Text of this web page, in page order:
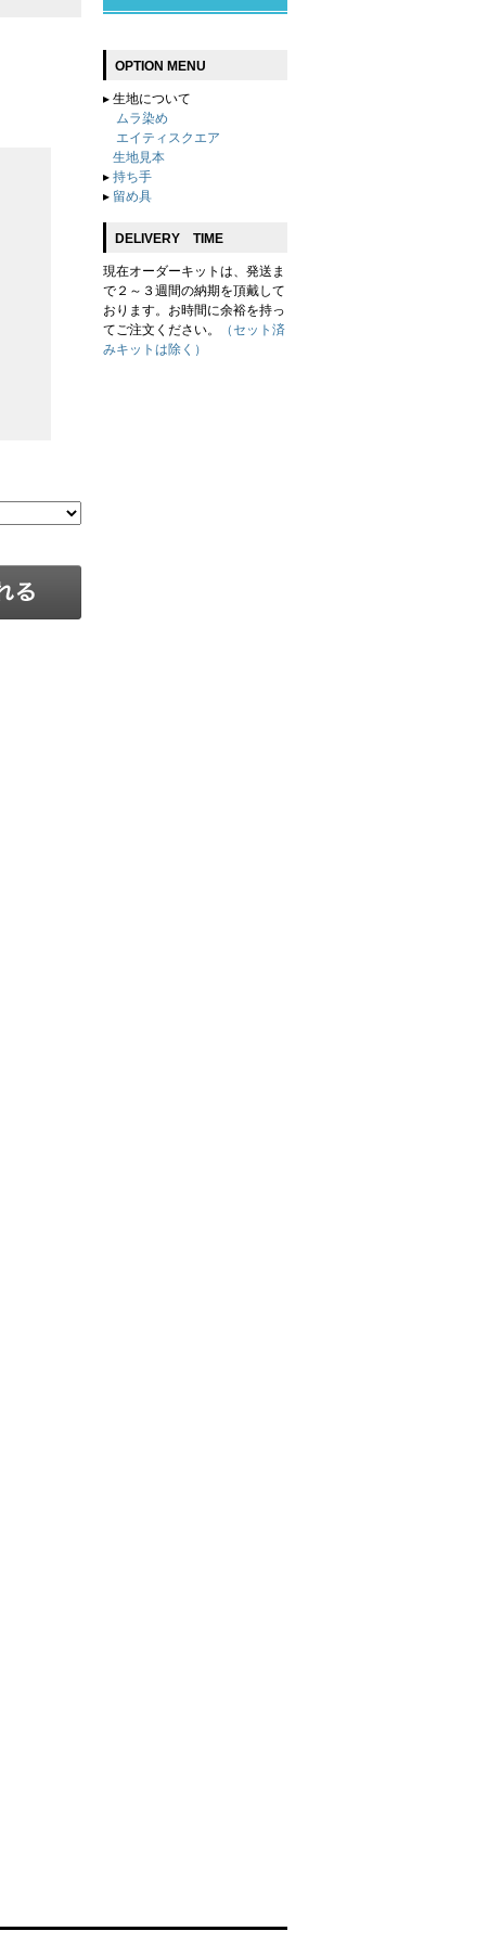
OPTION MENU
▸ 生地について
ムラ染め
エイティスクエア
生地見本
▸ 持ち手
▸ 留め具
DELIVERY TIME
現在オーダーキットは、発送ま
で２～３週間の納期を頂戴して
おります。お時間に余裕を持っ
てご注文ください。
（セット済
みキットは除く）